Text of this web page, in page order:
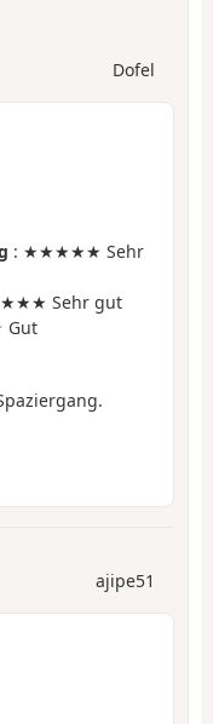
Dofel
: ★★★★★ Sehr
Sehr gut
ajipe51